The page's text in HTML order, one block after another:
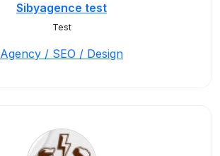
Sibyagence test
Test
Agency / SEO / Design